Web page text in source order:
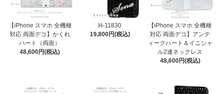
【iPhone スマホ 全機種
対応 両面デコ】かくれ
ハート（両面）
48,600円(税込)
H-11830
19,800円(税込)
【iPhone スマホ 全機種
対応 両面デコ】アンテ
ィークハート＆イニシャ
ル2連ネックレス
48,600円(税込)